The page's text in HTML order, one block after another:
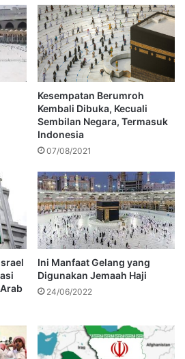
Kesempatan Berumroh
Kembali Dibuka, Kecuali
Sembilan Negara, Termasuk
Indonesia
07/08/2021
Ini Manfaat Gelang yang
Digunakan Jemaah Haji
24/06/2022